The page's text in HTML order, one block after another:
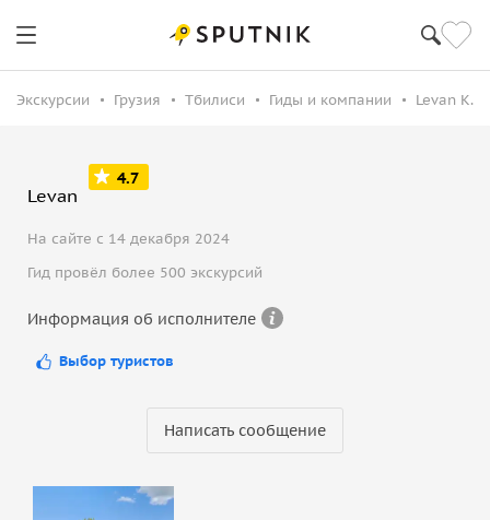
Экскурсии Грузия Тбилиси Гиды и компании Levan K.
Levan
4.7
На сайте с 14 декабря 2024
Гид провёл более 500 экскурсий
Информация об исполнителе
Выбор туристов
Написать сообщение